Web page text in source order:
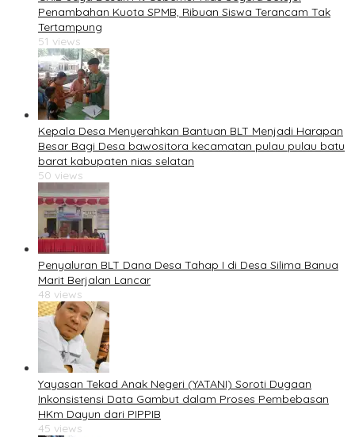
Penambahan Kuota SPMB, Ribuan Siswa Terancam Tak
Tertampung
51 views
Kepala Desa Menyerahkan Bantuan BLT Menjadi Harapan
Besar Bagi Desa bawositora kecamatan pulau pulau batu
barat kabupaten nias selatan
50 views
Penyaluran BLT Dana Desa Tahap I di Desa Silima Banua
Marit Berjalan Lancar
48 views
Yayasan Tekad Anak Negeri (YATANI) Soroti Dugaan
Inkonsistensi Data Gambut dalam Proses Pembebasan
HKm Dayun dari PIPPIB
45 views